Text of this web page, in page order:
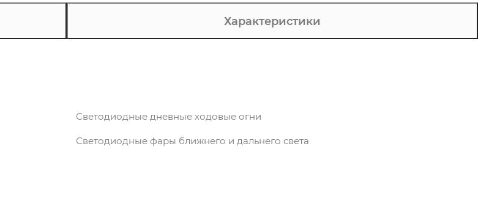
Характеристики
Светодиодные дневные ходовые огни
Светодиодные фары ближнего и дальнего света